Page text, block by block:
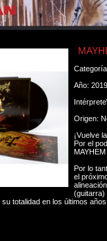
Año: 2019
Origen:
¡Vuelve
Por el
Por lo
el
(guitarra)
totalidad en los últimos